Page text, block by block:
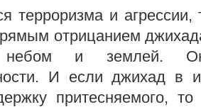
терроризма и
отрицанием
и землей.
И если джихад в
притесняемого,